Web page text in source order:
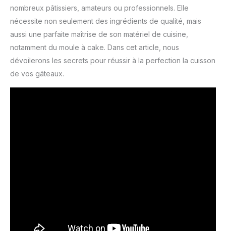
nombreux pâtissiers, amateurs ou professionnels. Elle
nécessite non seulement des ingrédients de qualité, mais
aussi une parfaite maîtrise de son matériel de cuisine,
notamment du moule à cake. Dans cet article, nous
dévoilerons les secrets pour réussir à la perfection la cuisson
de vos gâteaux.